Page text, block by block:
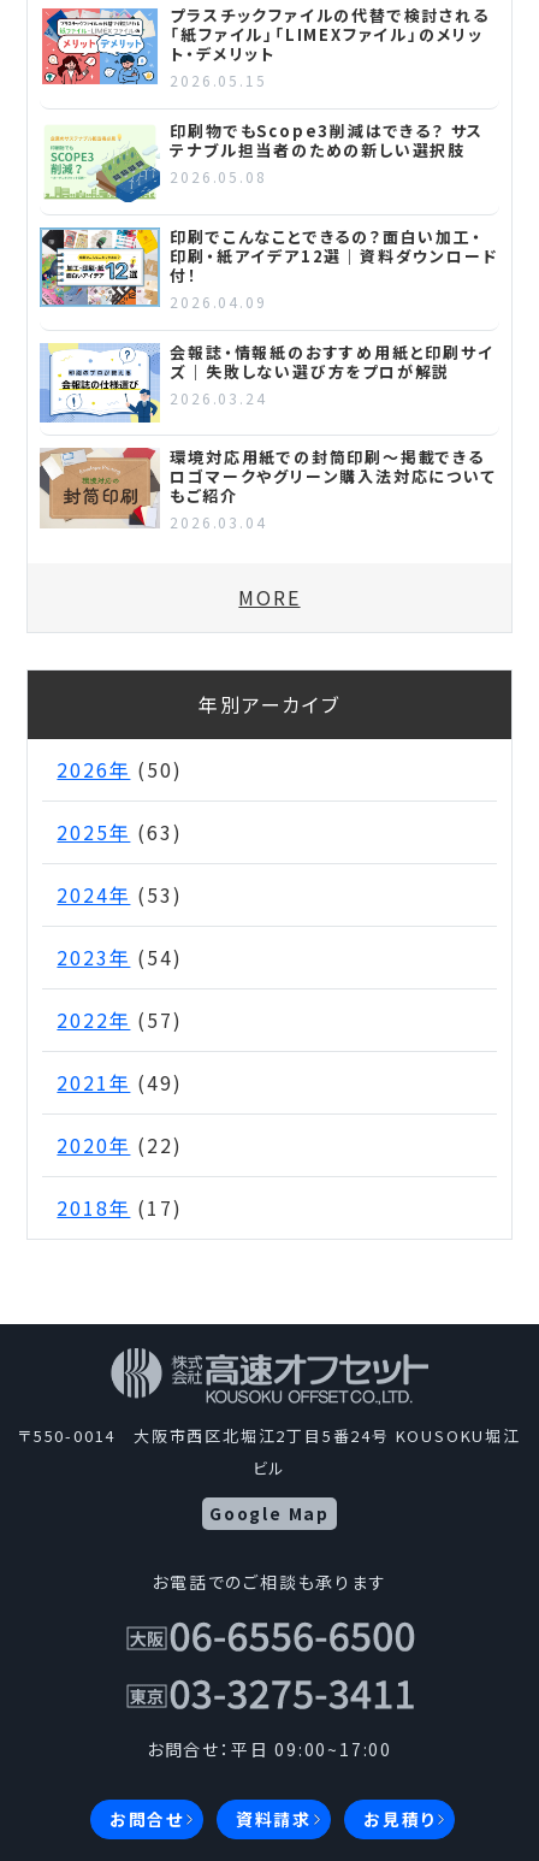
プラスチックファイルの代替で検討される
「紙ファイル」「LIMEXファイル」のメリッ
ト・デメリット
2026.05.15
印刷物でもScope3削減はできる？ サス
テナブル担当者のための新しい選択肢
2026.05.08
印刷でこんなことできるの？面白い加工・
印刷・紙アイデア12選｜資料ダウンロード
付！
2026.04.09
会報誌・情報紙のおすすめ用紙と印刷サイ
ズ｜失敗しない選び方をプロが解説
2026.03.24
環境対応用紙での封筒印刷～掲載できる
ロゴマークやグリーン購入法対応について
もご紹介
2026.03.04
MORE
年別アーカイブ
2026年 (50)
2025年 (63)
2024年 (53)
2023年 (54)
2022年 (57)
2021年 (49)
2020年 (22)
2018年 (17)
〒550-0014 大阪市西区北堀江2丁目5番24号 KOUSOKU堀江
ビル
Google Map
お電話でのご相談も承ります
お問合せ：平日 09:00~17:00
お問合せ 資料請求 お見積り